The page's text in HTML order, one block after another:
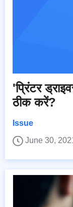
'प्रिंटर
ठीक करें?
Issue
June 30,